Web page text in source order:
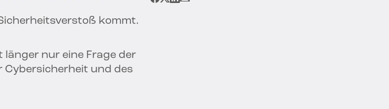
kommt.
nur eine Frage der
Cybersicherheit und des